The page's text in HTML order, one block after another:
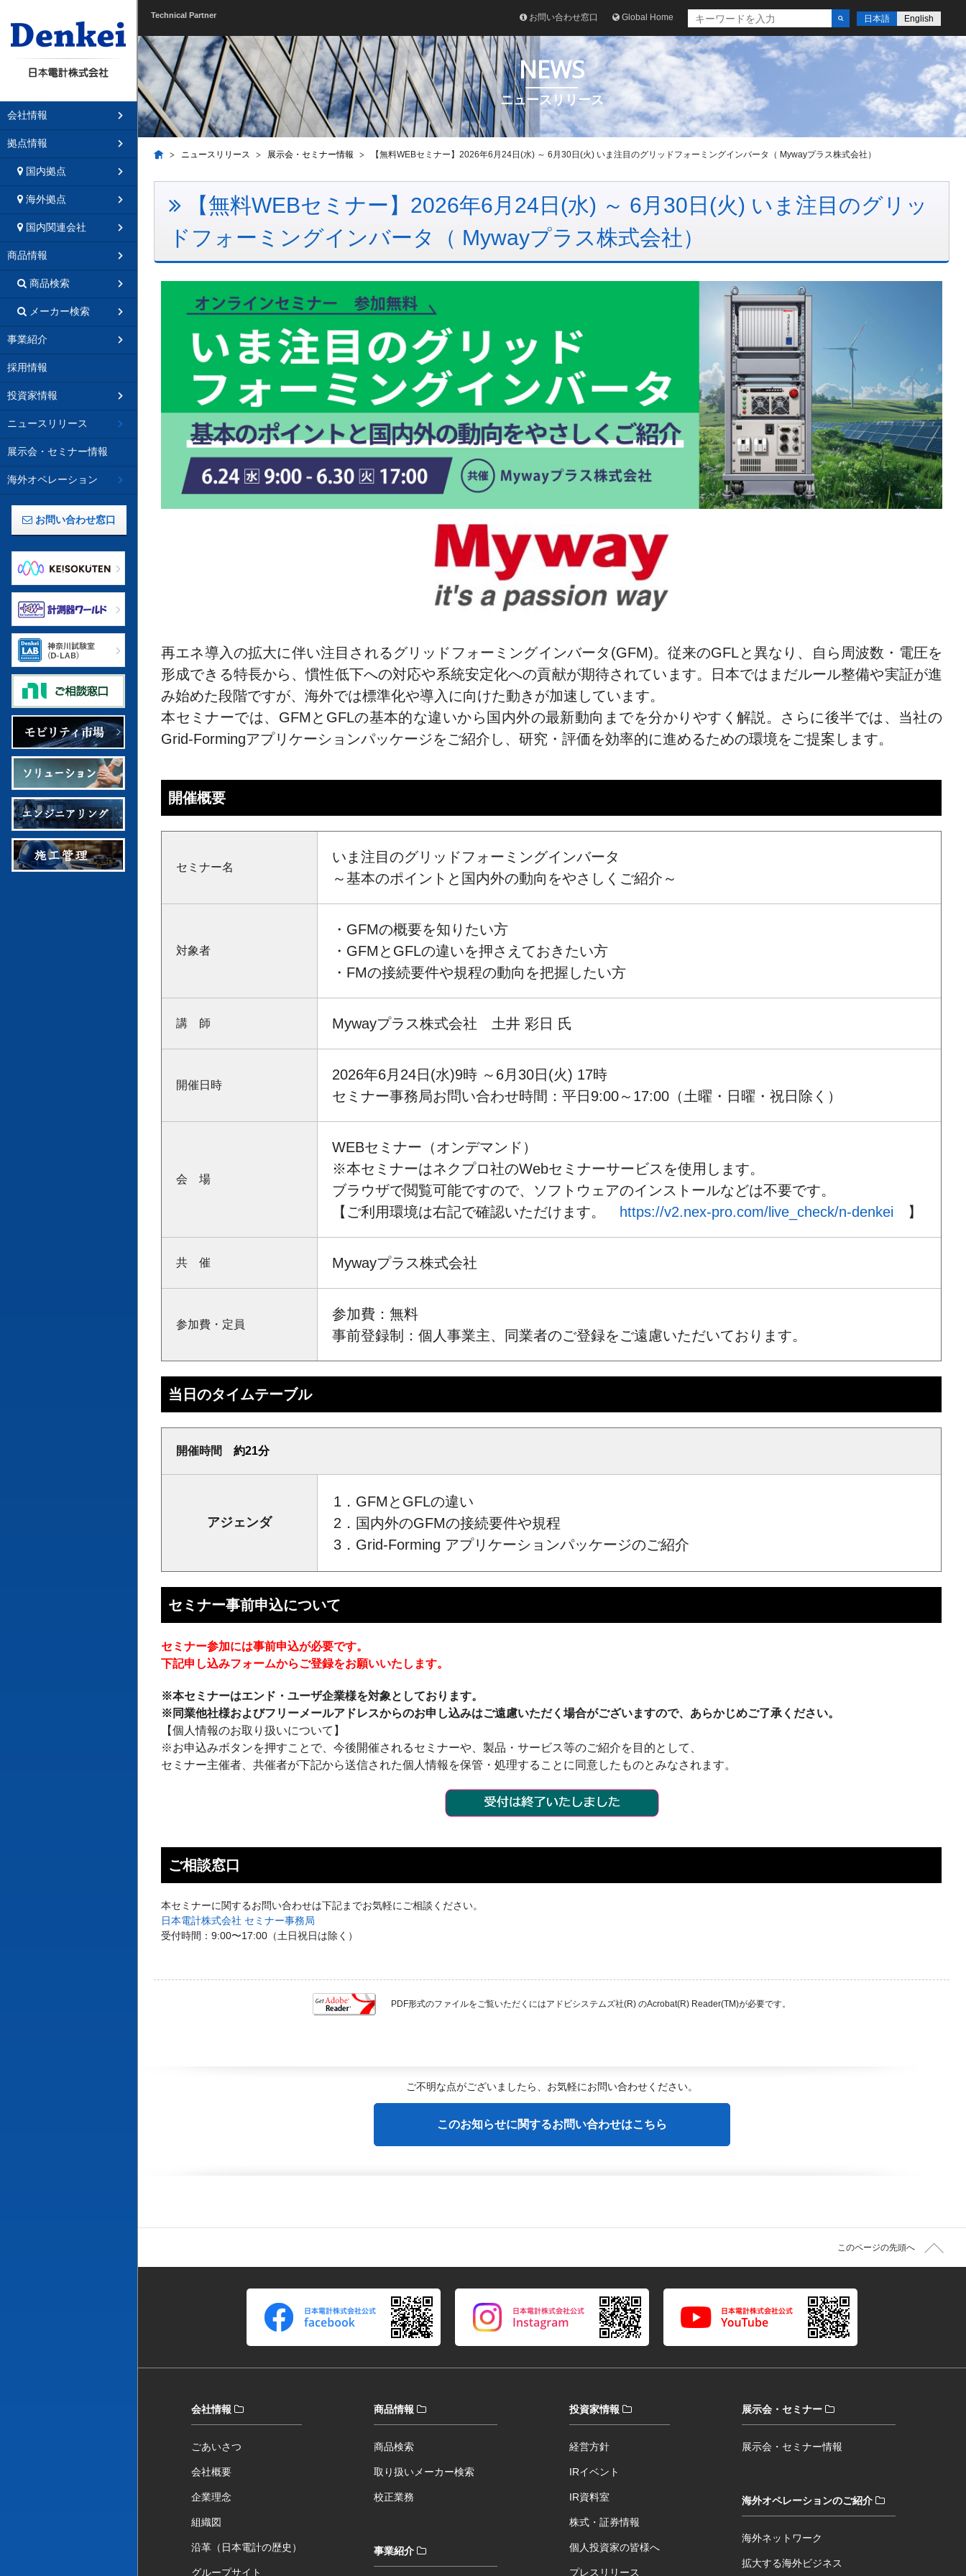
会社情報
拠点情報
国内拠点
海外拠点
国内関連会社
商品情報
商品検索
メーカー検索
事業紹介
採用情報
投資家情報
ニュースリリース
展示会・セミナー情報
海外オペレーション
お問い合わせ窓口
Technical Partner English
日本語
Global Home
お問い合わせ窓口
NEWS
ニュースリリース
ニュースリリース 展示会・セミナー情報 【無料WEBセミナー】2026年6月24日(水) ～ 6月30日(火) いま注目のグリッドフォーミングインバータ（ Mywayプラス株式会社）
【無料WEBセミナー】2026年6月24日(水) ～ 6月30日(火) いま注目のグリッ
ドフォーミングインバータ（ Mywayプラス株式会社）
再エネ導入の拡大に伴い注目されるグリッドフォーミングインバータ(GFM)。従来のGFLと異なり、自ら周波数・電圧を
形成できる特長から、慣性低下への対応や系統安定化への貢献が期待されています。日本ではまだルール整備や実証が進
み始めた段階ですが、海外では標準化や導入に向けた動きが加速しています。
本セミナーでは、GFMとGFLの基本的な違いから国内外の最新動向までを分かりやすく解説。さらに後半では、当社の
Grid-Formingアプリケーションパッケージをご紹介し、研究・評価を効率的に進めるための環境をご提案します。
開催概要
セミナー名
いま注目のグリッドフォーミングインバータ
～基本のポイントと国内外の動向をやさしくご紹介～
対象者
・GFMの概要を知りたい方
・GFMとGFLの違いを押さえておきたい方
・FMの接続要件や規程の動向を把握したい方
講 師 Mywayプラス株式会社 土井 彩日 氏
開催日時
2026年6月24日(水)9時 ～6月30日(火) 17時
セミナー事務局お問い合わせ時間：平日9:00～17:00（土曜・日曜・祝日除く）
会 場
WEBセミナー（オンデマンド）
※本セミナーはネクプロ社のWebセミナーサービスを使用します。
ブラウザで閲覧可能ですので、ソフトウェアのインストールなどは不要です。
【ご利用環境は右記で確認いただけます。 https://v2.nex-pro.com/live_check/n-denkei 】
共 催 Mywayプラス株式会社
参加費・定員
参加費：無料
事前登録制：個人事業主、同業者のご登録をご遠慮いただいております。
当日のタイムテーブル
開催時間約21分
アジェンダ
1．GFMとGFLの違い
2．国内外のGFMの接続要件や規程
3．Grid-Forming アプリケーションパッケージのご紹介
セミナー事前申込について
セミナー参加には事前申込が必要です。
下記申し込みフォームからご登録をお願いいたします。
※本セミナーはエンド・ユーザ企業様を対象としております。
※同業他社様およびフリーメールアドレスからのお申し込みはご遠慮いただく場合がございますので、あらかじめご了承ください。
【個人情報のお取り扱いについて】
※お申込みボタンを押すことで、今後開催されるセミナーや、製品・サービス等のご紹介を目的として、
セミナー主催者、共催者が下記から送信された個人情報を保管・処理することに同意したものとみなされます。
ご相談窓口
本セミナーに関するお問い合わせは下記までお気軽にご相談ください。
日本電計株式会社 セミナー事務局
受付時間：9:00〜17:00（土日祝日は除く）
PDF形式のファイルをご覧いただくにはアドビシステムズ社(R) のAcrobat(R) Reader(TM)が必要です。
ご不明な点がございましたら、 お気軽にお問い合わせください。
このお知らせに関するお問い合わせはこちら
このページの先頭へ
会社情報
ごあいさつ
会社概要
企業理念
組織図
沿革（日本電計の歴史）
グループサイト
商品情報
商品検索
取り扱いメーカー検索
校正業務
事業紹介
投資家情報
経営方針
IRイベント
IR資料室
株式・証券情報
個人投資家の皆様へ
プレスリリース
展示会・セミナー
展示会・セミナー情報
海外オペレーションのご紹介
海外ネットワーク
拡大する海外ビジネス